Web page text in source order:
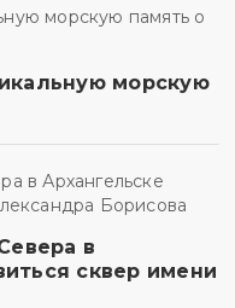
морскую
в
сквер имени